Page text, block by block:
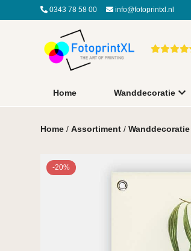
0343 78 58 00 info@fotoprintxl.nl
Home Wanddecoratie
Home /Assortiment /Wanddecoratie
-20%